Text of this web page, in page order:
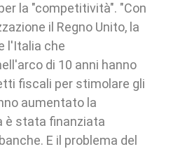
la "competitività". "Con
il Regno Unito, la
l'Italia che
di 10 anni hanno
fiscali per stimolare gli
aumentato la
è stata finanziata
E il problema del